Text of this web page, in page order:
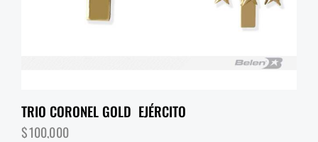
TRIO CORONEL GOLD EJÉRCITO
$100,000